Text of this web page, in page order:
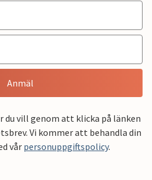
Anmäl
du vill genom att klicka på länken
Vi kommer att behandla din
vårpersonuppgiftspolicy.